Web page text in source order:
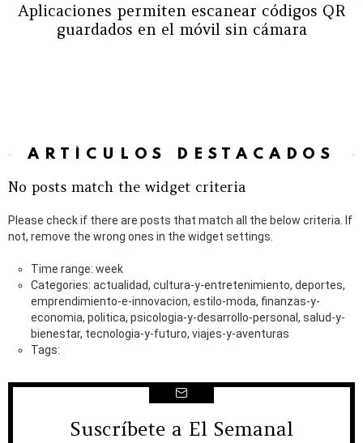
Aplicaciones permiten escanear códigos QR
guardados en el móvil sin cámara
ARTÍCULOS DESTACADOS
No posts match the widget criteria
Please check if there are posts that match all the below criteria. If
not, remove the wrong ones in the widget settings.
Time range: week
Categories: actualidad, cultura-y-entretenimiento, deportes,
emprendimiento-e-innovacion, estilo-moda, finanzas-y-
economia, politica, psicologia-y-desarrollo-personal, salud-y-
bienestar, tecnologia-y-futuro, viajes-y-aventuras
Tags:
NEWSLETTER
Suscríbete a El Semanal